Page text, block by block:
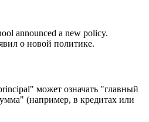
announced a new policy.
о новой политике.
может означать "главный
(например, в кредитах или